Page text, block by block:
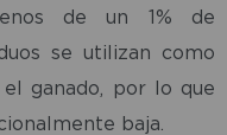
de un 1% de
se utilizan como
ganado, por lo que
baja.